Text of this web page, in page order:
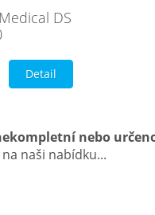
DS
Detail
nebo
naši nabídku...